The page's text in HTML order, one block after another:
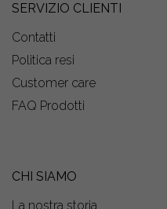
SERVIZIO CLIENTI
Contatti
Politica resi
Customer care
FAQ Prodotti
CHI SIAMO
La nostra storia